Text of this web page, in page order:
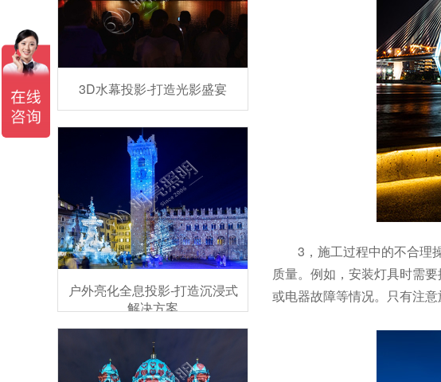
3，施工过程中的不合理
质量。例如，安装灯具时需
或电器故障等情况。只有注
3D水幕投影-打造光影盛宴
户外亮化全息投影-打造沉浸式
解决方案